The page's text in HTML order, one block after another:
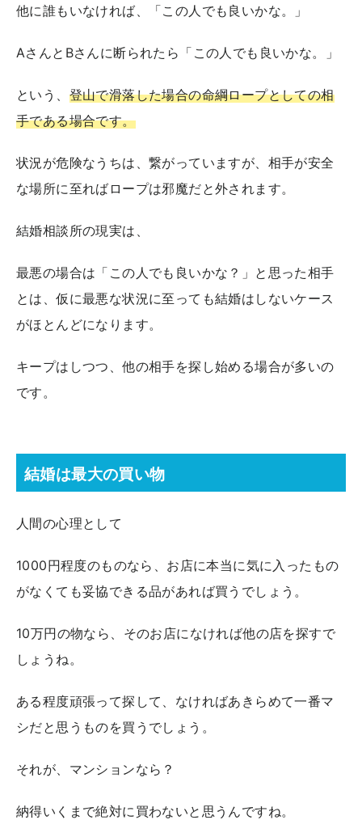
他に誰もいなければ、「この人でも良いかな。」
AさんとBさんに断られたら「この人でも良いかな。」
という、 登山で滑落した場合の命綱ロープとしての相
手である場合です。
状況が危険なうちは、繋がっていますが、相手が安全
な場所に至ればロープは邪魔だと外されます。
結婚相談所の現実は、
最悪の場合は「この人でも良いかな？」と思った相手
とは、仮に最悪な状況に至っても結婚はしないケース
がほとんどになります。
キープはしつつ、他の相手を探し始める場合が多いの
です。
結婚は最大の買い物
人間の心理として
1000円程度のものなら、お店に本当に気に入ったもの
がなくても妥協できる品があれば買うでしょう。
10万円の物なら、そのお店になければ他の店を探すで
しょうね。
ある程度頑張って探して、なければあきらめて一番マ
シだと思うものを買うでしょう。
それが、マンションなら？
納得いくまで絶対に買わないと思うんですね。